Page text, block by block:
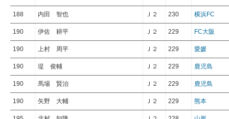
188 内田 智也 Ｊ２ 230 横浜FC
190 伊佐 耕平 Ｊ２ 229 FC大阪
190 上村 周平 Ｊ２ 229 愛媛
190 堤 俊輔 Ｊ２ 229 鹿児島
190 馬場 賢治 Ｊ２ 229 鹿児島
190 矢野 大輔 Ｊ２ 229 熊本